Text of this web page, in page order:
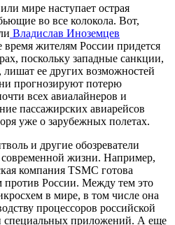
мире наступает острая
во все колокола. Вот,
Владислав Иноземцев
жителям России придется
поскольку западные санкции,
ее других возможностей
прогнозируют потерю
всех авиалайнеров и
пассажирских авиарейсов
уже о зарубежных полетах.
и другие обозреватели
жизни. Например,
компания TSMC готова
против России. Между тем это
в мире, в том числе она
процессоров российской
специальных приложений. А еще